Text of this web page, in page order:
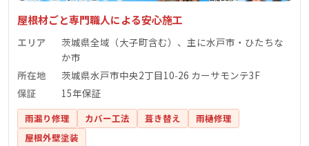
屋根材ごと専門職人による安心施工
エリア
茨城県全域（大子町含む）、主に水戸市・ひたちな
か市
所在地
茨城県水戸市中央2丁目10‑26 カーサモンテ3F
保証
15年保証
雨漏り修理 カバー工法 葺き替え
雨樋修理
屋根外壁塗装